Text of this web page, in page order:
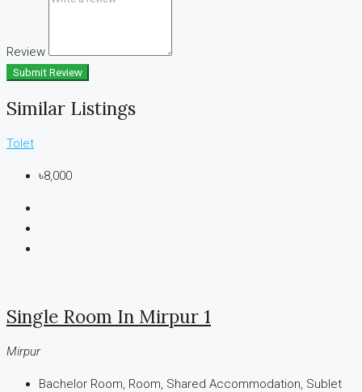
Review
Submit Review
Similar Listings
Tolet
৳8,000
Single Room In Mirpur 1
Mirpur
Bachelor Room, Room, Shared Accommodation, Sublet